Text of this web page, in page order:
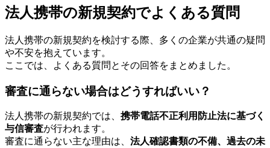
法人携帯の新規契約でよくある質問
法人携帯の新規契約を検討する際、多くの企業が共通の疑問
や不安を抱えています。
ここでは、よくある質問とその回答をまとめました。
審査に通らない場合はどうすればいい？
法人携帯の新規契約では、 携帯電話不正利用防止法に基づく
与信審査が行われます。
審査に通らない主な理由は、 法人確認書類の不備、過去の未